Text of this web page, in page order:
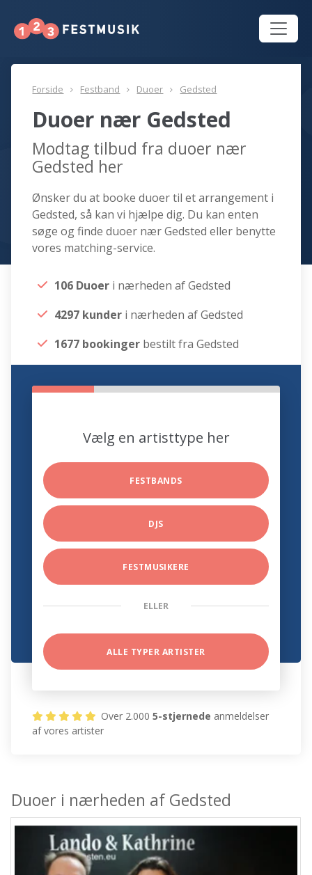
Forside Festband Duoer Gedsted
Duoer nær Gedsted
Modtag tilbud fra duoer nær
Gedsted her
Ønsker du at booke duoer til et arrangement i
Gedsted, så kan vi hjælpe dig. Du kan enten
søge og finde duoer nær Gedsted eller benytte
vores matching-service.
106 Duoer i nærheden af Gedsted
4297 kunder i nærheden af Gedsted
1677 bookinger bestilt fra Gedsted
Vælg en artisttype her
FESTBANDS
DJS
FESTMUSIKERE
ELLER
ALLE TYPER ARTISTER
Over 2.0005-stjernede anmeldelser
af vores artister
Duoer i nærheden af Gedsted